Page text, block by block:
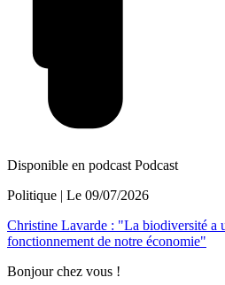
Disponible en podcast Podcast
Politique | Le 09/07/2026
Christine Lavarde : "La biodiversité a
fonctionnement de notre économie"
Bonjour chez vous !